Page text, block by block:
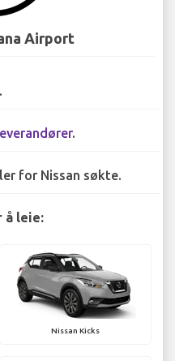
Airport
.
for Nissan søkte.
å leie:
Nissan Kicks